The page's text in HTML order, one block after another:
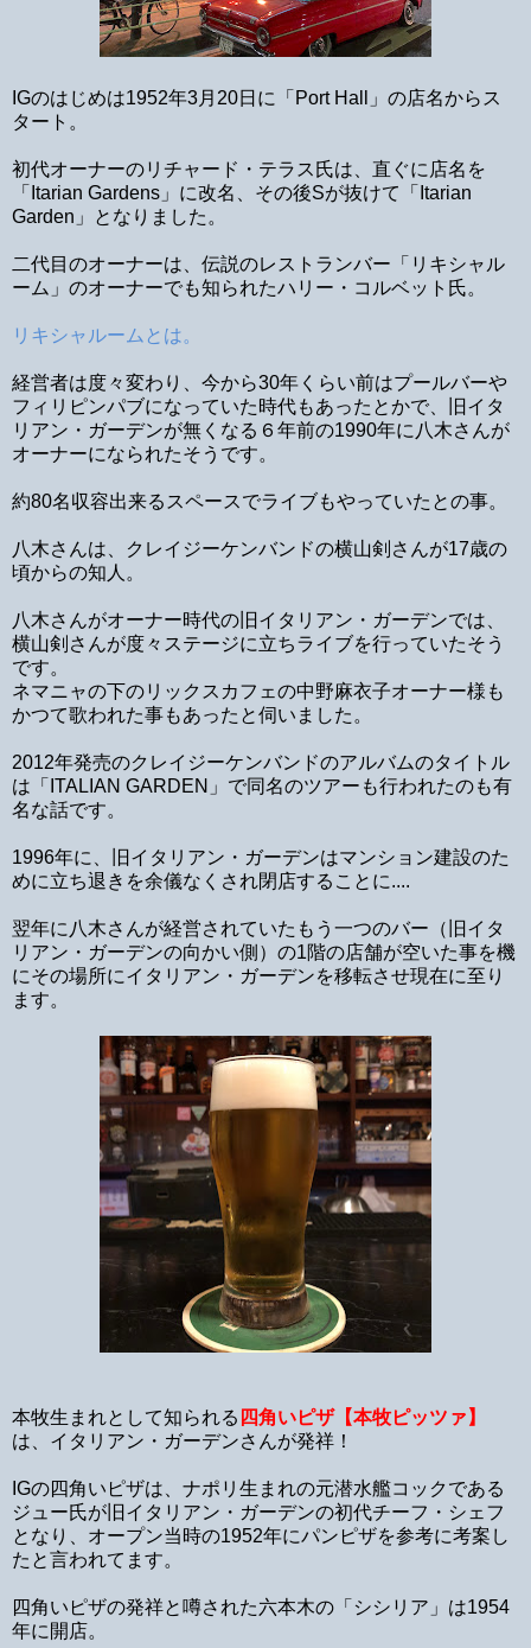
IGのはじめは1952年3月20日に「Port Hall」の店名からス
タート。
初代オーナーのリチャード・テラス氏は、直ぐに店名を
「Itarian Gardens」に改名、その後Sが抜けて「Itarian
Garden」となりました。
二代目のオーナーは、伝説のレストランバー「リキシャル
ーム」のオーナーでも知られたハリー・コルベット氏。
リキシャルームとは。
経営者は度々変わり、今から30年くらい前はプールバーや
フィリピンパブになっていた時代もあったとかで、旧イタ
リアン・ガーデンが無くなる６年前の1990年に八木さんが
オーナーになられたそうです。
約80名収容出来るスペースでライブもやっていたとの事。
八木さんは、クレイジーケンバンドの横山剣さんが17歳の
頃からの知人。
八木さんがオーナー時代の旧イタリアン・ガーデンでは、
横山剣さんが度々ステージに立ちライブを行っていたそう
です。
ネマニャの下のリックスカフェの中野麻衣子オーナー様も
かつて歌われた事もあったと伺いました。
2012年発売のクレイジーケンバンドのアルバムのタイトル
は「ITALIAN GARDEN」で同名のツアーも行われたのも有
名な話です。
1996年に、旧イタリアン・ガーデンはマンション建設のた
めに立ち退きを余儀なくされ閉店することに....
翌年に八木さんが経営されていたもう一つのバー（旧イタ
リアン・ガーデンの向かい側）の1階の店舗が空いた事を機
にその場所にイタリアン・ガーデンを移転させ現在に至り
ます。
本牧生まれとして知られる 四角いピザ【本牧ピッツァ】
は、イタリアン・ガーデンさんが発祥！
IGの四角いピザは、ナポリ生まれの元潜水艦コックである
ジュー氏が旧イタリアン・ガーデンの初代チーフ・シェフ
となり、オープン当時の1952年にパンピザを参考に考案し
たと言われてます。
四角いピザの発祥と噂された六本木の「シシリア」は1954
年に開店。